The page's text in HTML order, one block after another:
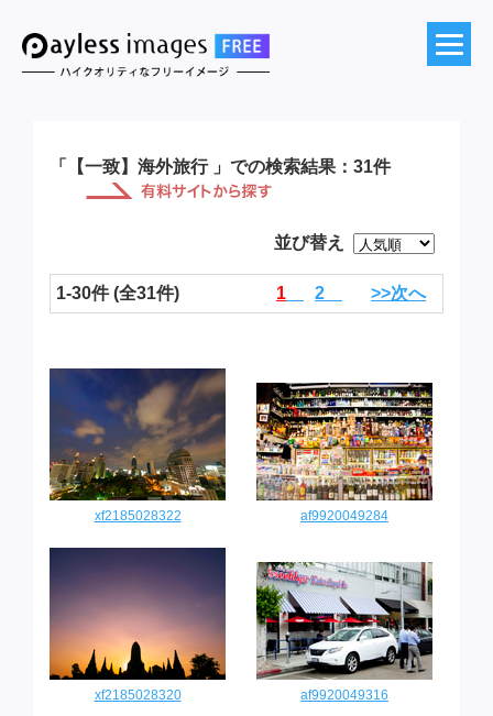
「【一致】海外旅行 」での検索結果：31件
並び替え
1-30件 (全31件) 1 2 >>次へ
xf2185028322 af9920049284
xf2185028320 af9920049316